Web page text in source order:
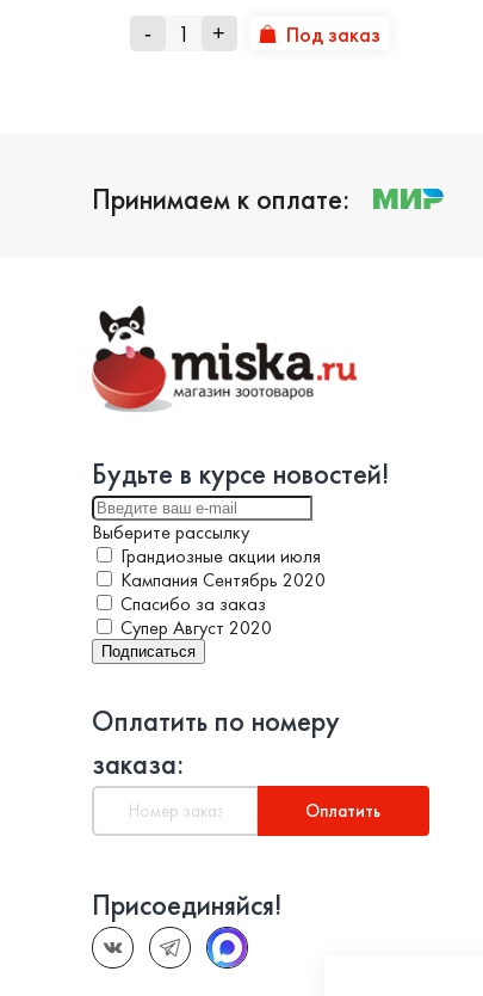
- + Под заказ
Принимаем к оплате:
Будьте в курсе новостей!
Выберите рассылку
Грандиозные акции июля
Кампания Сентябрь 2020
Спасибо за заказ
Супер Август 2020
Подписаться
Оплатить по номеру
заказа:
Оплатить
Присоединяйся!